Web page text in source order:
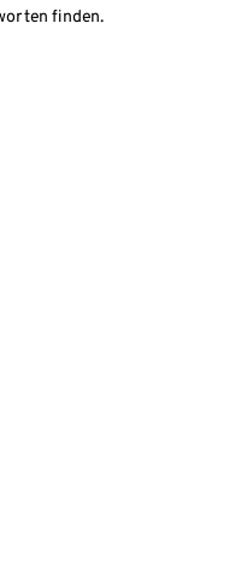
finden.